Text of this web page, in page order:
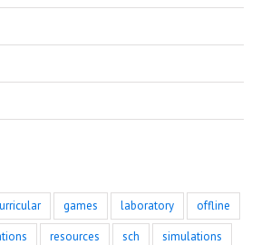
games laboratory
offline
resources sch
simulations